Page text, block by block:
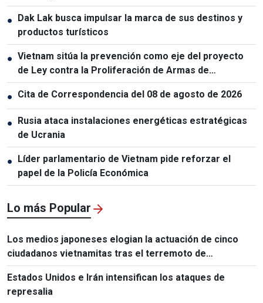
● Dak Lak busca impulsar la marca de sus destinos y
productos turísticos
● Vietnam sitúa la prevención como eje del proyecto
de Ley contra la Proliferación de Armas de
Destrucción Masiva
● Cita de Correspondencia del 08 de agosto de 2026
● Rusia ataca instalaciones energéticas estratégicas
de Ucrania
● Líder parlamentario de Vietnam pide reforzar el
papel de la Policía Económica
Lo más Popular
Los medios japoneses elogian la actuación de cinco
ciudadanos vietnamitas tras el terremoto de
Kumamoto
Estados Unidos e Irán intensifican los ataques de
represalia